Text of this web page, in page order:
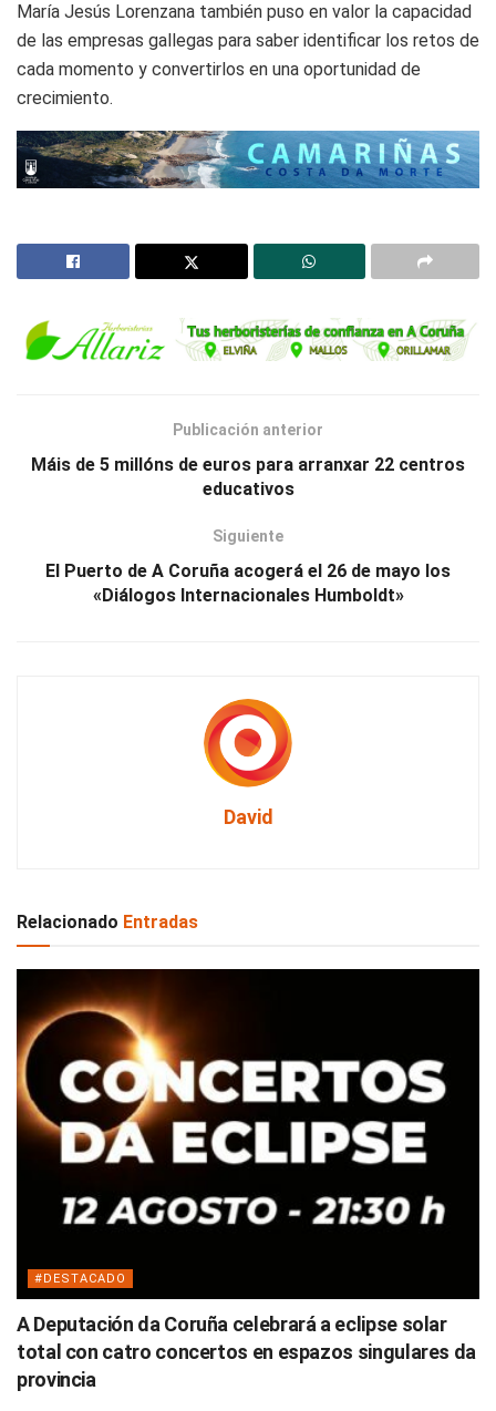
María Jesús Lorenzana también puso en valor la capacidad
de las empresas gallegas para saber identificar los retos de
cada momento y convertirlos en una oportunidad de
crecimiento.
Publicación anterior
Máis de 5 millóns de euros para arranxar 22 centros
educativos
Siguiente
El Puerto de A Coruña acogerá el 26 de mayo los
«Diálogos Internacionales Humboldt»
David
Relacionado Entradas
#DESTACADO
A Deputación da Coruña celebrará a eclipse solar
total con catro concertos en espazos singulares da
provincia